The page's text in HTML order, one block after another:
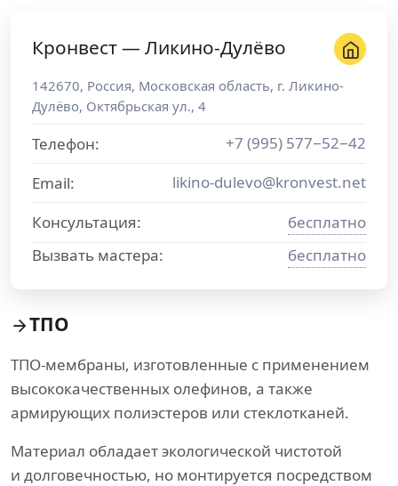
Кронвест — Ликино-Дулёво
142670, Россия, Московская область, г. Ликино-
Дулёво, Октябрьская ул., 4
Телефон:
+7 (995) 577−52−42
Email:
likino-dulevo@kronvest.net
Консультация:
бесплатно
Вызвать мастера:
бесплатно
ТПО
ТПО-мембраны, изготовленные с применением
высококачественных олефинов, а также
армирующих полиэстеров или стеклотканей.
Материал обладает экологической чистотой
и долговечностью, но монтируется посредством